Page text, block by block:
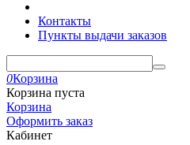
Контакты
Пункты выдачи заказов
0Корзина
Корзина пуста
Корзина
Оформить заказ
Кабинет